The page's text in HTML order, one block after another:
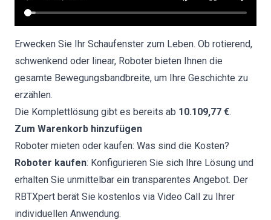
Erwecken Sie Ihr Schaufenster zum Leben. Ob rotierend,
schwenkend oder linear, Roboter bieten Ihnen die
gesamte Bewegungsbandbreite, um Ihre Geschichte zu
erzählen.
Die Komplettlösung gibt es bereits ab 10.109,77 €.
Zum Warenkorb hinzufügen
Roboter mieten oder kaufen: Was sind die Kosten?
Roboter kaufen: Konfigurieren Sie sich Ihre Lösung und
erhalten Sie unmittelbar ein transparentes Angebot. Der
RBTXpert berät Sie kostenlos via Video Call zu Ihrer
individuellen Anwendung.